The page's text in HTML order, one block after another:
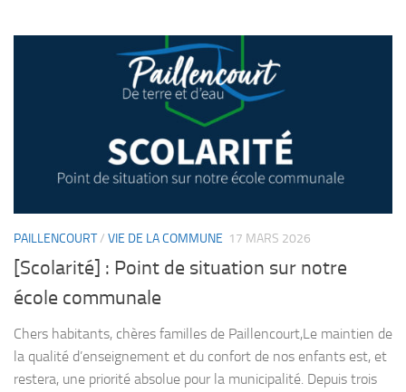
PAILLENCOURT/ VIE DE LA COMMUNE 17 MARS 2026
[Scolarité] : Point de situation sur notre
école communale
Chers habitants, chères familles de Paillencourt,Le maintien de
la qualité d’enseignement et du confort de nos enfants est, et
restera, une priorité absolue pour la municipalité. Depuis trois